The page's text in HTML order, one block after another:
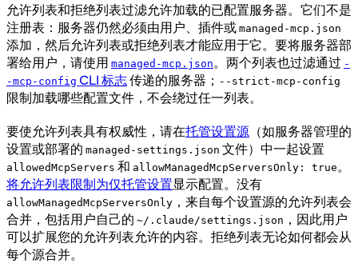
允许列表和拒绝列表过滤允许加载的已配置服务器。它们不是
注册表：服务器仍然必须由用户、插件或 managed-mcp.json
添加，然后允许列表或拒绝列表才能应用于它。要将服务器部
署给用户，请使用 managed-mcp.json 。两个列表也过滤通过 -
-mcp-config CLI 标志传递的服务器； --strict-mcp-config
限制加载哪些配置文件，不会绕过任一列表。
要使允许列表具有权威性，请在托管设置源 （如服务器管理的
设置或部署的 managed-settings.json 文件）中一起设置
allowedMcpServers 和 allowManagedMcpServersOnly: true 。
将允许列表限制为仅托管设置显示配置。没有
allowManagedMcpServersOnly ，来自每个设置源的允许列表会
合并，包括用户自己的 ~/.claude/settings.json ，因此用户
可以扩展您的允许列表允许的内容。拒绝列表无论如何都会从
每个源合并。